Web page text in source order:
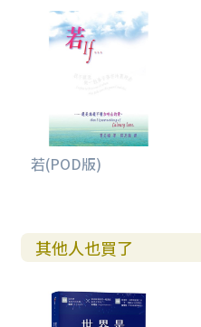
若(POD版)
其他人也買了